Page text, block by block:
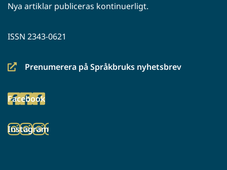
Nya artiklar publiceras kontinuerligt.
ISSN 2343-0621
Prenumerera på Språkbruks nyhetsbrev
(siirryt
palveluun)
Facebook
(siirryt
palveluun)
Instagram
(siirryt